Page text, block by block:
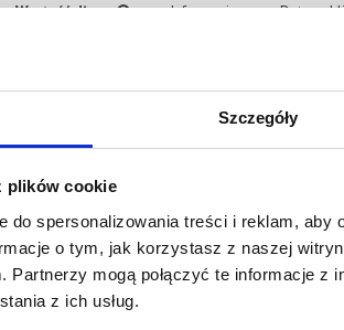
Szczegóły
plików cookie
do spersonalizowania treści i reklam, aby
o tym, jak korzystasz z naszej
Partnerzy mogą połączyć te informacje z
z ich usług.
Wartość długu Informacje Data
nakaz zapłaty
15
2 884,45 PLN
10 125,39 PLN
Prawomocny
nakaz zapłaty
7